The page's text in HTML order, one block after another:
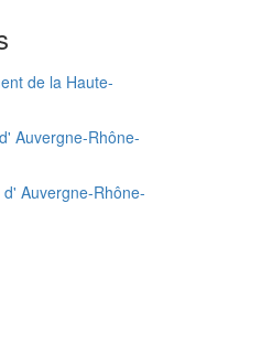
de la Haute-
Auvergne-Rhône-
Auvergne-Rhône-